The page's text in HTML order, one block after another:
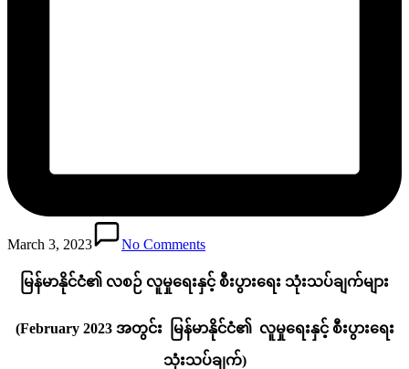
March 3, 2023 No Comments
မြန်မာနိုင်ငံ၏ လစဉ် လူမှုရေးနှင့် စီးပွားရေး သုံးသပ်ချက်များ
(February 2023 အတွင်း မြန်မာနိုင်ငံ၏ လူမှုရေးနှင့် စီးပွားရေး
သုံးသပ်ချက်)